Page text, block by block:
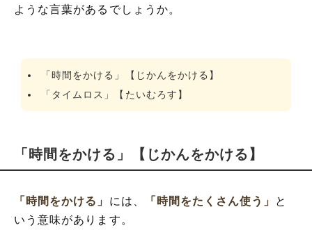
ような言葉があるでしょうか。
「時間をかける」【じかんをかける】
「タイムロス」【たいむろす】
「時間をかける」【じかんをかける】
「時間をかける」 には、 「時間をたくさん使う」 と
いう意味があります。